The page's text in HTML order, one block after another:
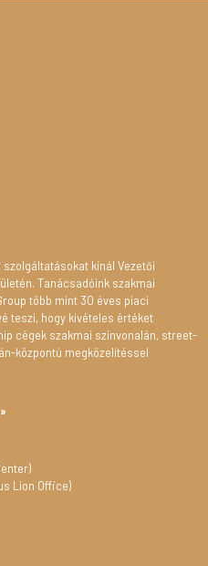
kínál Vezetői
Tanácsadóink szakmai
több mint 30 éves piaci
teszi, hogy kivételes értéket
cégek szakmai színvonalán, street-
központú megközelítéssel
Lion Office)